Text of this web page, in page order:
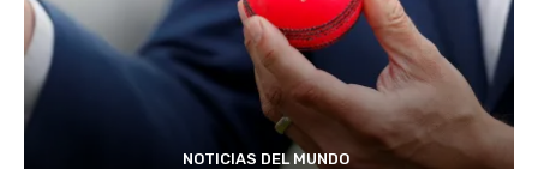
NOTICIAS DEL MUNDO